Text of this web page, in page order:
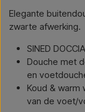
Elegante
zwarte afwerking.
SINED
Douche met
en
Koud &
van de voet/